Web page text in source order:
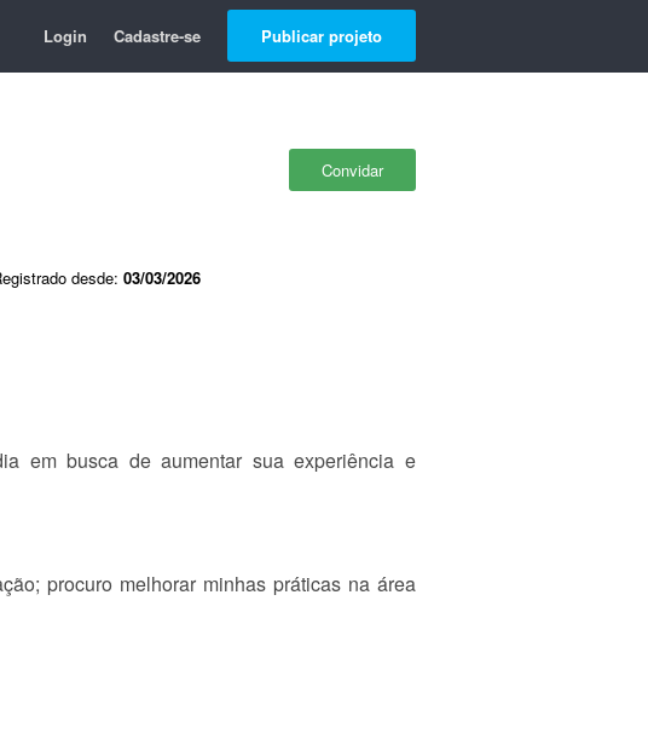
Login Cadastre-se Publicar projeto
Convidar
desde: 03/03/2026
em busca de aumentar sua experiência e
procuro melhorar minhas práticas na área